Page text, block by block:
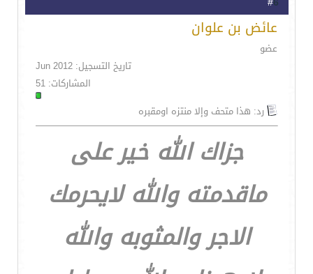
عائض بن علوان
عضو
تاريخ التسجيل: Jun 2012
المشاركات: 51
رد: هذا متحف وإلا منتزه اومقبره
جزاك الله خير على
ماقدمته والله لايحرمك
الاجر والمثوبه والله